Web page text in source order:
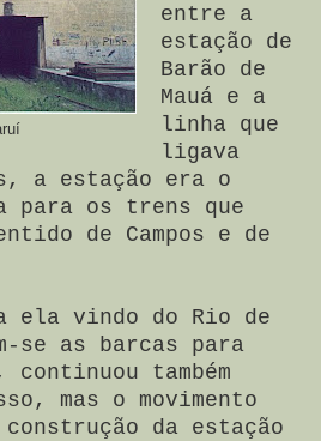
entre a
estação de
Barão de
Mauá e a
linha que
ligava
a estação era o
para os trens que
de Campos e de
ela vindo do Rio de
se as barcas para
também
mas o movimento
da estação